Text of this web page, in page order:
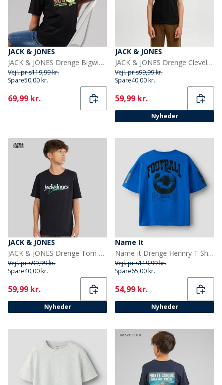
JACK & JONES
JACK & JONES Drenge Bigwig T-shirt Sort
Vejl. pris119,99 kr.
Spare50,00 kr.
Current
69,99 kr.
JACK & JONES
JACK & JONES Drenge Cleveland T-shirt Sort
Vejl. pris99,99 kr.
Spare40,00 kr.
Current
59,99 kr.
Nyheder
JACK & JONES
JACK & JONES Drenge Tom T-shirt Sort
Vejl. pris99,99 kr.
Spare40,00 kr.
Current
59,99 kr.
Nyheder
Name It
Name It Drenge Hennry T Shirt Deep Ultramarine
Vejl. pris119,99 kr.
Spare65,00 kr.
Current
54,99 kr.
Nyheder